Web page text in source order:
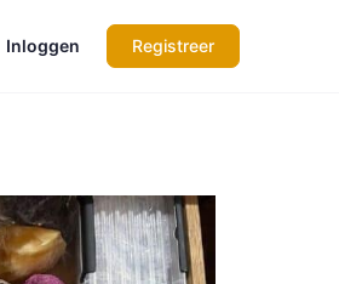
Inloggen Registreer